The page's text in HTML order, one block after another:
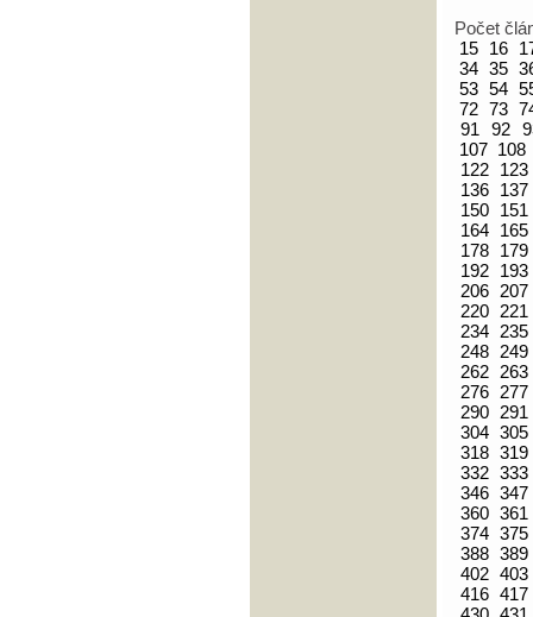
Počet
15 16
34 35
53 54
72 73
91
92
107 108
122
123
136
137
150
151
164
165
178
179
192
193
206 207
220
221
234
235
248
249
262
263
276
277
290
291
304 305
318 319
332 333
346 347
360 361
374 375
388 389
402 403
416 417